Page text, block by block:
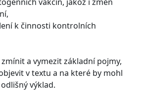
k činnosti kontrolních
a vymezit základní pojmy,
v textu a na které by mohl
výklad.